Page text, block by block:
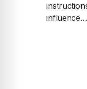
influence…